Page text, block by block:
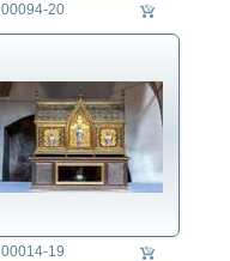
Länder
Lifestyle
Mensch
Militär
Natur
Politik
00094-20
00014-19